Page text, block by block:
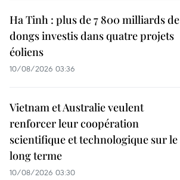
Ha Tinh : plus de 7 800 milliards de
dongs investis dans quatre projets
éoliens
10/08/2026 03:36
Vietnam et Australie veulent
renforcer leur coopération
scientifique et technologique sur le
long terme
10/08/2026 03:30